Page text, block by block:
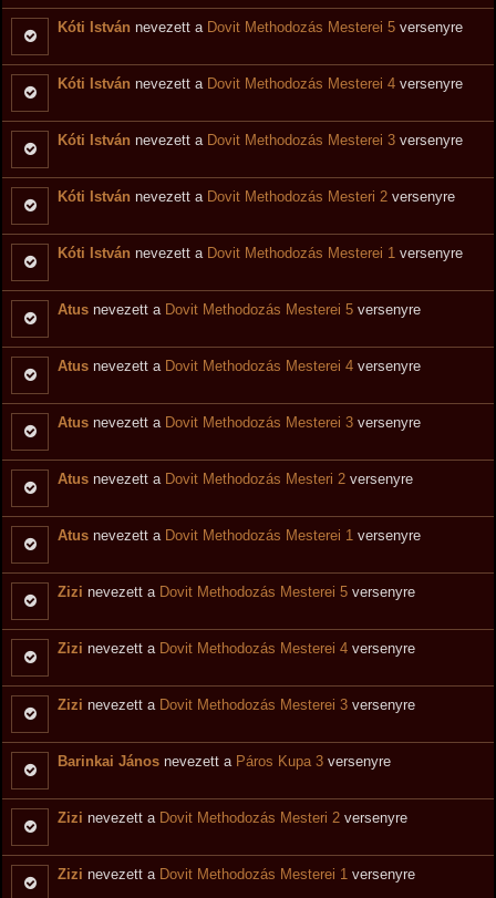
Kóti István nevezett a Dovit Methodozás Mesterei 5 versenyre
Kóti István nevezett a Dovit Methodozás Mesterei 4 versenyre
Kóti István nevezett a Dovit Methodozás Mesterei 3 versenyre
Kóti István nevezett a Dovit Methodozás Mesteri 2 versenyre
Kóti István nevezett a Dovit Methodozás Mesterei 1 versenyre
Atus nevezett a Dovit Methodozás Mesterei 5 versenyre
Atus nevezett a Dovit Methodozás Mesterei 4 versenyre
Atus nevezett a Dovit Methodozás Mesterei 3 versenyre
Atus nevezett a Dovit Methodozás Mesteri 2 versenyre
Atus nevezett a Dovit Methodozás Mesterei 1 versenyre
Zizi nevezett a Dovit Methodozás Mesterei 5 versenyre
Zizi nevezett a Dovit Methodozás Mesterei 4 versenyre
Zizi nevezett a Dovit Methodozás Mesterei 3 versenyre
Barinkai János nevezett a Páros Kupa 3 versenyre
Zizi nevezett a Dovit Methodozás Mesteri 2 versenyre
Zizi nevezett a Dovit Methodozás Mesterei 1 versenyre